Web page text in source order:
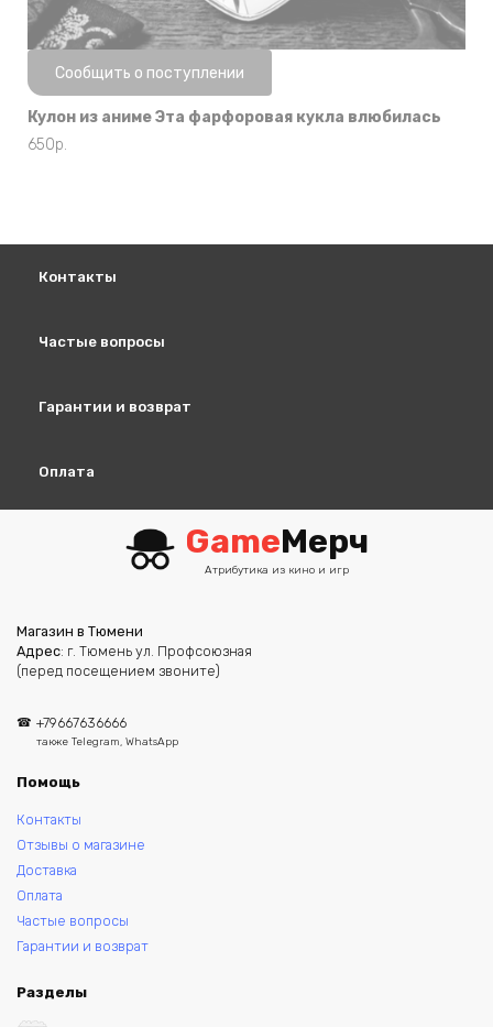
Нет в наличии
Сообщить о поступлении
Кулон из аниме Эта фарфоровая кукла влюбилась
650р.
Контакты
Частые вопросы
Гарантии и возврат
Оплата
GameМерч
Атрибутика из кино и игр
Магазин в Тюмени
Адрес: г. Тюмень ул. Профсоюзная
(перед посещением звоните)
+79667636666
также Telegram, WhatsApp
Помощь
Контакты
Отзывы о магазине
Доставка
Оплата
Частые вопросы
Гарантии и возврат
Разделы